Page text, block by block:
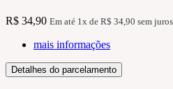
R$ 34,90 Em até 1x de R$ 34,90 sem juros
mais informações
Detalhes do parcelamento